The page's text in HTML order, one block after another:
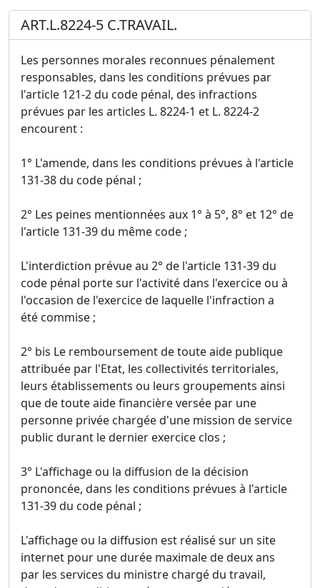
ART.L.8224-5 C.TRAVAIL.
Les personnes morales reconnues pénalement
responsables, dans les conditions prévues par
l'article 121-2 du code pénal, des infractions
prévues par les articles L. 8224-1 et L. 8224-2
encourent :
1° L'amende, dans les conditions prévues à l'article
131-38 du code pénal ;
2° Les peines mentionnées aux 1° à 5°, 8° et 12° de
l'article 131-39 du même code ;
L'interdiction prévue au 2° de l'article 131-39 du
code pénal porte sur l'activité dans l'exercice ou à
l'occasion de l'exercice de laquelle l'infraction a
été commise ;
2° bis Le remboursement de toute aide publique
attribuée par l'Etat, les collectivités territoriales,
leurs établissements ou leurs groupements ainsi
que de toute aide financière versée par une
personne privée chargée d'une mission de service
public durant le dernier exercice clos ;
3° L'affichage ou la diffusion de la décision
prononcée, dans les conditions prévues à l'article
131-39 du code pénal ;
L'affichage ou la diffusion est réalisé sur un site
internet pour une durée maximale de deux ans
par les services du ministre chargé du travail,